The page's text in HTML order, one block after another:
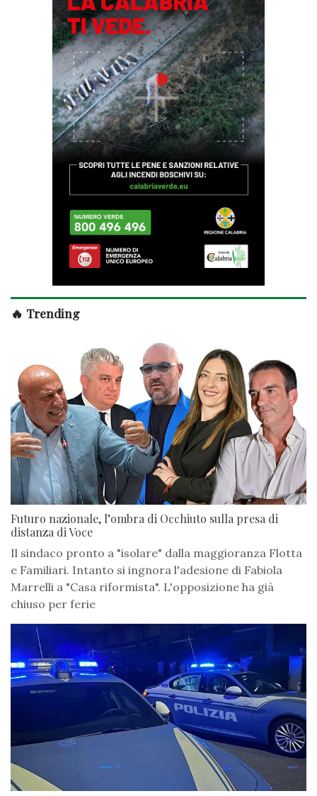
🔥 Trending
Futuro nazionale, l’ombra di Occhiuto sulla presa di
distanza di Voce
Il sindaco pronto a "isolare" dalla maggioranza Flotta
e Familiari. Intanto si ingnora l'adesione di Fabiola
Marrelli a "Casa riformista". L'opposizione ha già
chiuso per ferie